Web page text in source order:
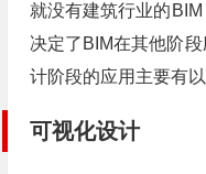
就没有建筑行业的
决定了BIM在其他阶
计阶段的应用主要有以
可视化设计